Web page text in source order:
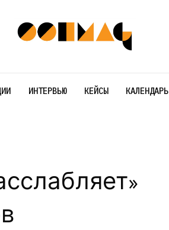
ИНТЕРВЬЮ КЕЙСЫ КАЛЕНДАРЬ